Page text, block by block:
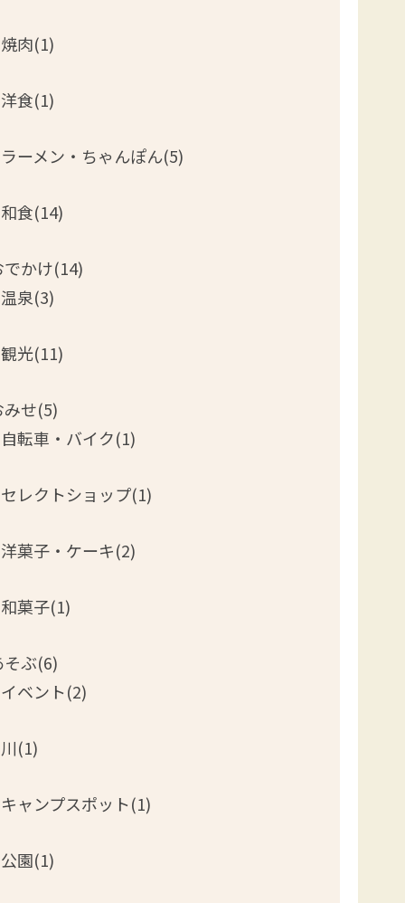
焼肉(1)
洋食(1)
ラーメン・ちゃんぽん(5)
和食(14)
でかけ(14)
温泉(3)
観光(11)
みせ(5)
自転車・バイク(1)
セレクトショップ(1)
洋菓子・ケーキ(2)
和菓子(1)
そぶ(6)
イベント(2)
川(1)
キャンプスポット(1)
公園(1)